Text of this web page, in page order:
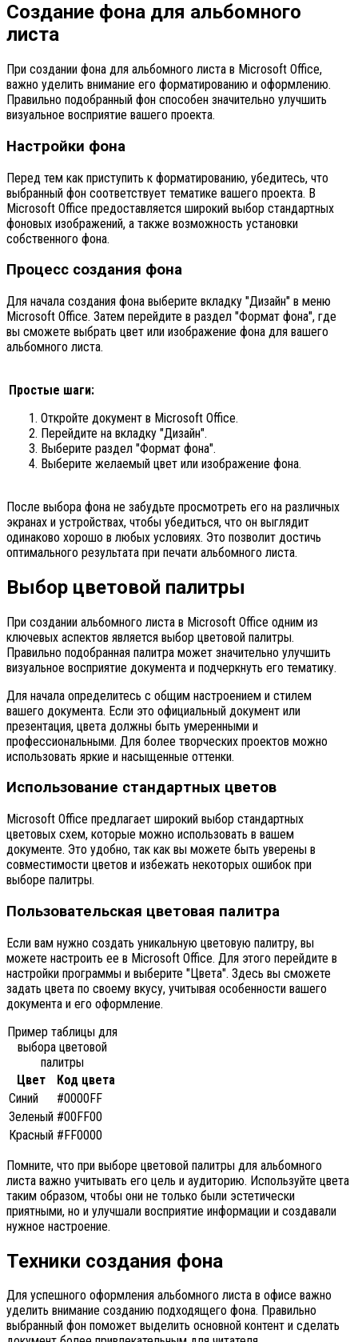
Создание фона для альбомного
листа
При создании фона для альбомного листа в Microsoft Office,
важно уделить внимание его форматированию и оформлению.
Правильно подобранный фон способен значительно улучшить
визуальное восприятие вашего проекта.
Настройки фона
Перед тем как приступить к форматированию, убедитесь, что
выбранный фон соответствует тематике вашего проекта. В
Microsoft Office предоставляется широкий выбор стандартных
фоновых изображений, а также возможность установки
собственного фона.
Процесс создания фона
Для начала создания фона выберите вкладку "Дизайн" в меню
Microsoft Office. Затем перейдите в раздел "Формат фона", где
вы сможете выбрать цвет или изображение фона для вашего
альбомного листа.
Простые шаги:
Откройте документ в Microsoft Office.
Перейдите на вкладку "Дизайн".
Выберите раздел "Формат фона".
Выберите желаемый цвет или изображение фона.
После выбора фона не забудьте просмотреть его на различных
экранах и устройствах, чтобы убедиться, что он выглядит
одинаково хорошо в любых условиях. Это позволит достичь
оптимального результата при печати альбомного листа.
Выбор цветовой палитры
При создании альбомного листа в Microsoft Office одним из
ключевых аспектов является выбор цветовой палитры.
Правильно подобранная палитра может значительно улучшить
визуальное восприятие документа и подчеркнуть его тематику.
Для начала определитесь с общим настроением и стилем
вашего документа. Если это официальный документ или
презентация, цвета должны быть умеренными и
профессиональными. Для более творческих проектов можно
использовать яркие и насыщенные оттенки.
Использование стандартных цветов
Microsoft Office предлагает широкий выбор стандартных
цветовых схем, которые можно использовать в вашем
документе. Это удобно, так как вы можете быть уверены в
совместимости цветов и избежать некоторых ошибок при
выборе палитры.
Пользовательская цветовая палитра
Если вам нужно создать уникальную цветовую палитру, вы
можете настроить ее в Microsoft Office. Для этого перейдите в
настройки программы и выберите "Цвета". Здесь вы сможете
задать цвета по своему вкусу, учитывая особенности вашего
документа и его оформление.
Пример таблицы для
выбора цветовой
палитры
Цвет
Код цвета
Синий
#0000FF
Зеленый #00FF00
Красный #FF0000
Помните, что при выборе цветовой палитры для альбомного
листа важно учитывать его цель и аудиторию. Используйте цвета
таким образом, чтобы они не только были эстетически
приятными, но и улучшали восприятие информации и создавали
нужное настроение.
Техники создания фона
Для успешного оформления альбомного листа в офисе важно
уделить внимание созданию подходящего фона. Правильно
выбранный фон поможет выделить основной контент и сделать